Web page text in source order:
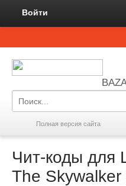
Войти
Полная версия сайта
Чит-коды для
The Skywalker